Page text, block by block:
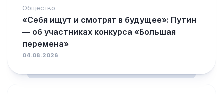
Общество
«Себя ищут и смотрят в будущее»: Путин
— об участниках конкурса «Большая
перемена»
04.08.2026